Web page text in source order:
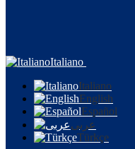
Italiano
Italiano
English
Español
عربى
Türkçe